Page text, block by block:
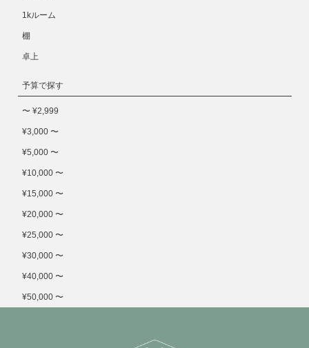
1kルーム
棚
卓上
予算で探す
〜 ¥2,999
¥3,000 〜
¥5,000 〜
¥10,000 〜
¥15,000 〜
¥20,000 〜
¥25,000 〜
¥30,000 〜
¥40,000 〜
¥50,000 〜